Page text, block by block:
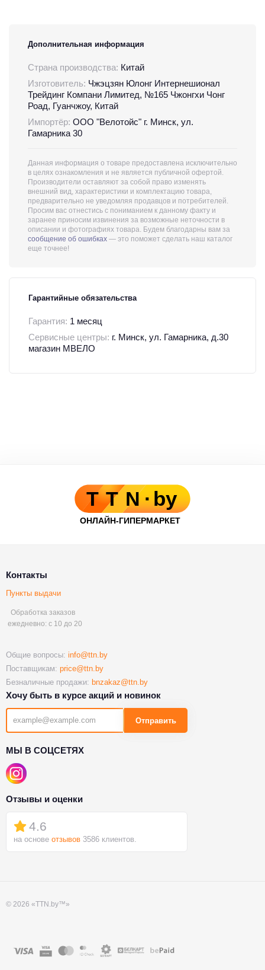
Дополнительная информация
Страна производства: Китай
Изготовитель: Чжэцзян Юлонг Интернешионал
Трейдинг Компани Лимитед, №165 Чжонгхи Чонг
Роад, Гуанчжоу, Китай
Импортёр: ООО "Велотойс" г. Минск, ул.
Гамарника 30
Данная информация о товаре предоставлена исключительно
в целях ознакомления и не является публичной офертой.
Производители оставляют за собой право изменять
внешний вид, характеристики и комплектацию товара,
предварительно не уведомляя продавцов и потребителей.
Просим вас отнестись с пониманием к данному факту и
заранее приносим извинения за возможные неточности в
описании и фотографиях товара. Будем благодарны вам за
сообщение об ошибках — это поможет сделать наш каталог
еще точнее!
Гарантийные обязательства
Гарантия: 1 месяц
Сервисные центры: г. Минск, ул. Гамарника, д.30
магазин МВЕЛО
Контакты
Пункты выдачи
Обработка заказов
ежедневно: с 10 до 20
Общие вопросы: info@ttn.by
Поставщикам: price@ttn.by
Безналичные продажи: bnzakaz@ttn.by
Хочу быть в курсе акций и новинок
Отправить
МЫ В СОЦСЕТЯХ
Отзывы и оценки
4.6
на основе отзывов 3586 клиентов.
© 2026 «TTN.by™»